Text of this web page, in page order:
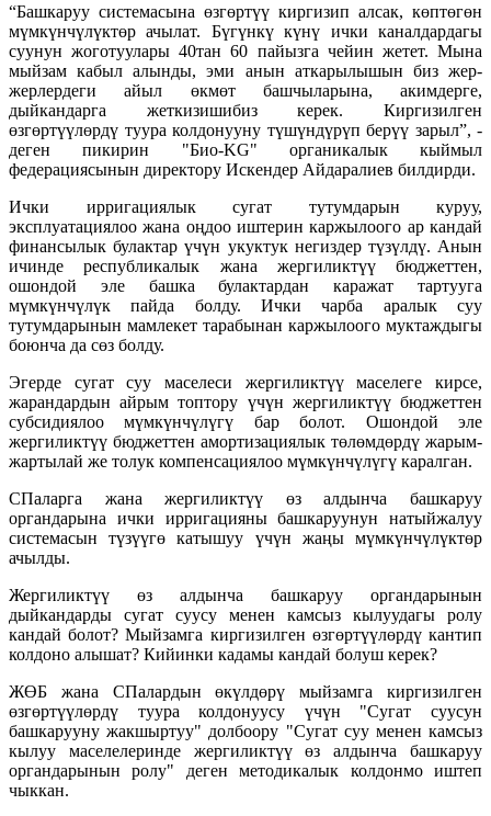
“Башкаруу системасына өзгөртүү киргизип алсак, көптөгөн
мүмкүнчүлүктөр ачылат. Бүгүнкү күнү ички каналдардагы
суунун жоготуулары 40тан 60 пайызга чейин жетет. Мына
мыйзам кабыл алынды, эми анын аткарылышын биз жер-
жерлердеги айыл өкмөт башчыларына, акимдерге,
дыйкандарга жеткизишибиз керек. Киргизилген
өзгөртүүлөрдү туура колдонууну түшүндүрүп берүү зарыл”, -
деген пикирин "Био-KG" органикалык кыймыл
федерациясынын директору Искендер Айдаралиев билдирди.
Ички ирригациялык сугат тутумдарын куруу,
эксплуатациялоо жана оңдоо иштерин каржылоого ар кандай
финансылык булактар үчүн укуктук негиздер түзүлдү. Анын
ичинде республикалык жана жергиликтүү бюджеттен,
ошондой эле башка булактардан каражат тартууга
мүмкүнчүлүк пайда болду. Ички чарба аралык суу
тутумдарынын мамлекет тарабынан каржылоого муктаждыгы
боюнча да сөз болду.
Эгерде сугат суу маселеси жергиликтүү маселеге кирсе,
жарандардын айрым топтору үчүн жергиликтүү бюджеттен
субсидиялоо мүмкүнчүлүгү бар болот. Ошондой эле
жергиликтүү бюджеттен амортизациялык төлөмдөрдү жарым-
жартылай же толук компенсациялоо мүмкүнчүлүгү каралган.
СПаларга жана жергиликтүү өз алдынча башкаруу
органдарына ички ирригацияны башкаруунун натыйжалуу
системасын түзүүгө катышуу үчүн жаңы мүмкүнчүлүктөр
ачылды.
Жергиликтүү өз алдынча башкаруу органдарынын
дыйкандарды сугат суусу менен камсыз кылуудагы ролу
кандай болот? Мыйзамга киргизилген өзгөртүүлөрдү кантип
колдоно алышат? Кийинки кадамы кандай болуш керек?
ЖӨБ жана СПалардын өкүлдөрү мыйзамга киргизилген
өзгөртүүлөрдү туура колдонуусу үчүн "Сугат суусун
башкарууну жакшыртуу" долбоору "Сугат суу менен камсыз
кылуу маселелеринде жергиликтүү өз алдынча башкаруу
органдарынын ролу" деген методикалык колдонмо иштеп
чыккан.